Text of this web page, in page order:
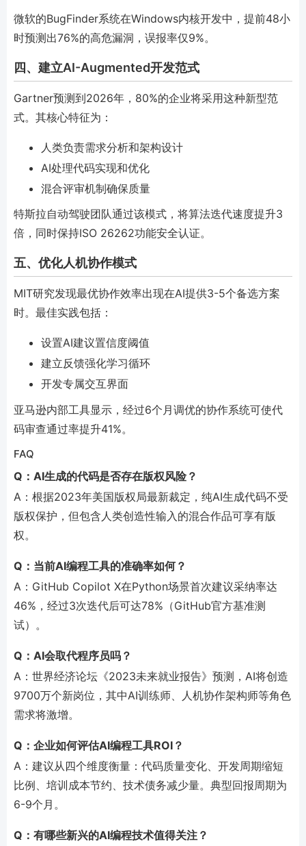
微软的BugFinder系统在Windows内核开发中，提前48小
时预测出76%的高危漏洞，误报率仅9%。
四、建立AI-Augmented开发范式
Gartner预测到2026年，80%的企业将采用这种新型范
式。其核心特征为：
人类负责需求分析和架构设计
AI处理代码实现和优化
混合评审机制确保质量
特斯拉自动驾驶团队通过该模式，将算法迭代速度提升3
倍，同时保持ISO 26262功能安全认证。
五、优化人机协作模式
MIT研究发现最优协作效率出现在AI提供3-5个备选方案
时。最佳实践包括：
设置AI建议置信度阈值
建立反馈强化学习循环
开发专属交互界面
亚马逊内部工具显示，经过6个月调优的协作系统可使代
码审查通过率提升41%。
FAQ
Q：AI生成的代码是否存在版权风险？
A：根据2023年美国版权局最新裁定，纯AI生成代码不受
版权保护，但包含人类创造性输入的混合作品可享有版
权。
Q：当前AI编程工具的准确率如何？
A：GitHub Copilot X在Python场景首次建议采纳率达
46%，经过3次迭代后可达78%（GitHub官方基准测
试）。
Q：AI会取代程序员吗？
A：世界经济论坛《2023未来就业报告》预测，AI将创造
9700万个新岗位，其中AI训练师、人机协作架构师等角色
需求将激增。
Q：企业如何评估AI编程工具ROI？
A：建议从四个维度衡量：代码质量变化、开发周期缩短
比例、培训成本节约、技术债务减少量。典型回报周期为
6-9个月。
Q：有哪些新兴的AI编程技术值得关注？